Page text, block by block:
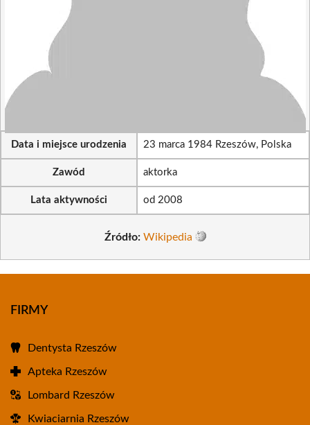
Data i miejsce urodzenia 23 marca 1984 Rzeszów, Polska
Zawód aktorka
Lata aktywności od 2008
Źródło: Wikipedia
FIRMY
Dentysta Rzeszów
Apteka Rzeszów
Lombard Rzeszów
Kwiaciarnia Rzeszów